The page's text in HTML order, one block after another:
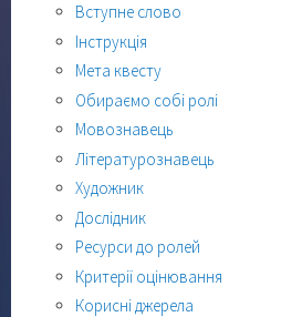
Вступне слово
Інструкція
Мета квесту
Обираємо собі ролі
Мовознавець
Літературознавець
Художник
Дослідник
Ресурси до ролей
Критерії оцінювання
Корисні джерела